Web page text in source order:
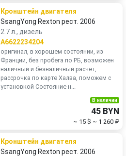
Кронштейн двигателя
SsangYong Rexton рест. 2006
2.7 л., дизель
A6622234204
оригинал, в хорошем состоянии, из
Франции, без пробега по РБ, возможен
наличный и безналичный расчёт,
рассрочка по карте Халва, поможем с
установкой Состояние н...
В наличии
45 BYN
~ 15 $ ~ 1 260 ₽
Кронштейн двигателя
SsangYong Rexton рест. 2006